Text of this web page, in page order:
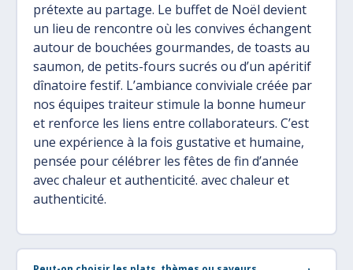
prétexte au partage. Le buffet de Noël devient
un lieu de rencontre où les convives échangent
autour de bouchées gourmandes, de toasts au
saumon, de petits-fours sucrés ou d’un apéritif
dînatoire festif. L’ambiance conviviale créée par
nos équipes traiteur stimule la bonne humeur
et renforce les liens entre collaborateurs. C’est
une expérience à la fois gustative et humaine,
pensée pour célébrer les fêtes de fin d’année
avec chaleur et authenticité. avec chaleur et
authenticité.